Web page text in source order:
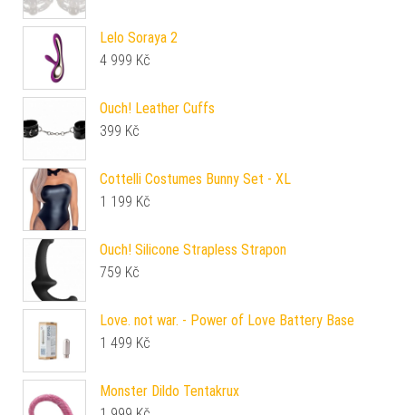
Lelo Soraya 2
4 999 Kč
Ouch! Leather Cuffs
399 Kč
Cottelli Costumes Bunny Set - XL
1 199 Kč
Ouch! Silicone Strapless Strapon
759 Kč
Love. not war. - Power of Love Battery Base
1 499 Kč
Monster Dildo Tentakrux